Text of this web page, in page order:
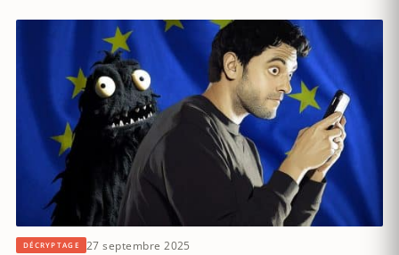
DÉCRYPTAGE 27 septembre 2025